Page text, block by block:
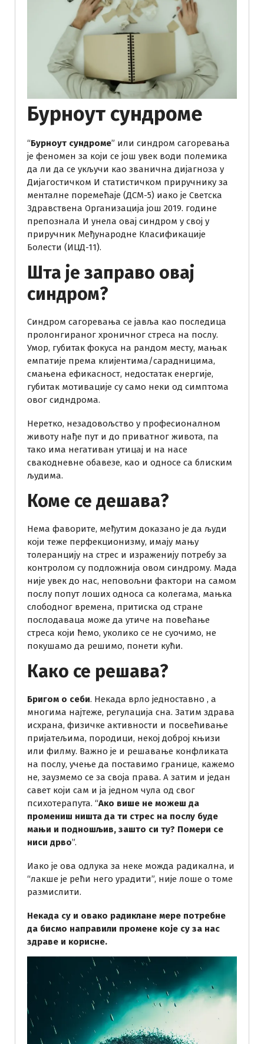
Бурноут сyндроме
“Бурноут сyндроме” или синдром сагоревања
је феномен за који се још увек води полемика
да ли да се укључи као званична дијагноза у
Дијагостичком И статистичком приручнику за
менталне поремећаје (ДСМ-5) иако је Светска
Здравствена Организација још 2019. године
препознала И унела овај синдром у свој у
приручник Међународне Класификације
Болести (ИЦД-11).
Шта је заправо овај
синдром?
Синдром сагоревања се јавља као последица
пролонгираног хроничног стреса на послу.
Умор, губитак фокуса на рандом месту, мањак
емпатије према клијентима/сарадницима,
смањена ефикасност, недостатак енергије,
губитак мотивације су само неки од симптома
овог сидндрома.
Неретко, незадовољство у професионалном
животу нађе пут и до приватног живота, па
тако има негативан утицај и на насе
свакодневне обавезе, као и односе са блиским
људима.
Коме се дешава?
Нема фаворите, међутим доказано је да људи
који теже перфекционизму, имају мању
толеранцију на стрес и израженију потребу за
контролом су подложнија овом синдрому. Мада
није увек до нас, неповољни фактори на самом
послу попут лоших односа са колегама, мањка
слободног времена, притиска од стране
послодаваца може да утиче на повећање
стреса који ћемо, уколико се не суочимо, не
покушамо да решимо, понети кући.
Како се решава?
Бригом о себи. Некада врло једноставно , а
многима најтеже, регулација сна. Затим здрава
исхрана, физичке активности и посвећивање
пријатељима, породици, некој доброј књизи
или филму. Важно је и решавање конфликата
на послу, учење да поставимо границе, кажемо
не, заузмемо се за своја права. А затим и један
савет који сам и ја једном чула од свог
психотерапута. “Ако више не можеш да
промениш ништа да ти стрес на послу буде
мањи и подношљив, зашто си ту? Помери се
ниси дрво”.
Иако је ова одлука за неке можда радикална, и
“лакше је рећи него урадити”, није лоше о томе
размислити.
Некада су и овако радиклане мере потребне
да бисмо направили промене које су за нас
здраве и корисне.